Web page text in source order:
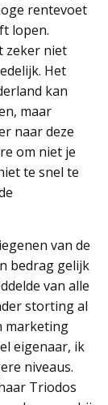
rentevoet
lopen.
zeker niet
Het
kan
maar
naar deze
om niet je
te snel te
van de
bedrag gelijk
van alle
storting al
marketing
eigenaar, ik
niveaus.
Triodos